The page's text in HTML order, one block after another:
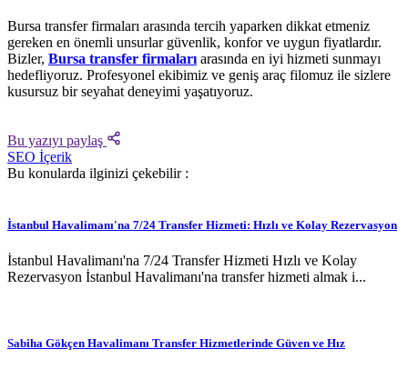
Bursa transfer firmaları arasında tercih yaparken dikkat etmeniz
gereken en önemli unsurlar güvenlik, konfor ve uygun fiyatlardır.
Bizler, Bursa transfer firmaları arasında en iyi hizmeti sunmayı
hedefliyoruz. Profesyonel ekibimiz ve geniş araç filomuz ile sizlere
kusursuz bir seyahat deneyimi yaşatıyoruz.
Bu yazıyı paylaş
SEO İçerik
Bu konularda ilginizi çekebilir :
İstanbul Havalimanı'na 7/24 Transfer Hizmeti: Hızlı ve Kolay Rezervasyon
İstanbul Havalimanı'na 7/24 Transfer Hizmeti Hızlı ve Kolay
Rezervasyon İstanbul Havalimanı'na transfer hizmeti almak i...
Sabiha Gökçen Havalimanı Transfer Hizmetlerinde Güven ve Hız